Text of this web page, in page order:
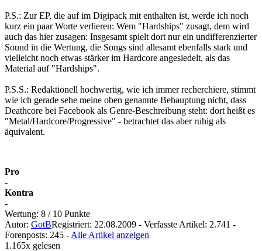
P.S.: Zur EP, die auf im Digipack mit enthalten ist, werde ich noch
kurz ein paar Worte verlieren: Wem "Hardships" zusagt, dem wird
auch das hier zusagen: Insgesamt spielt dort nur ein undifferenzierter
Sound in die Wertung, die Songs sind allesamt ebenfalls stark und
vielleicht noch etwas stärker im Hardcore angesiedelt, als das
Material auf "Hardships".
P.S.S.: Redaktionell hochwertig, wie ich immer recherchiere, stimmt
wie ich gerade sehe meine oben genannte Behauptung nicht, dass
Deathcore bei Facebook als Genre-Beschreibung steht: dort heißt es
"Metal/Hardcore/Progressive" - betrachtet das aber ruhig als
äquivalent.
Pro
-
Kontra
-
Wertung: 8 / 10 Punkte
Autor: GotBRegistriert: 22.08.2009 - Verfasste Artikel: 2.741 -
Forenposts: 245 - Alle Artikel anzeigen
1.165x gelesen